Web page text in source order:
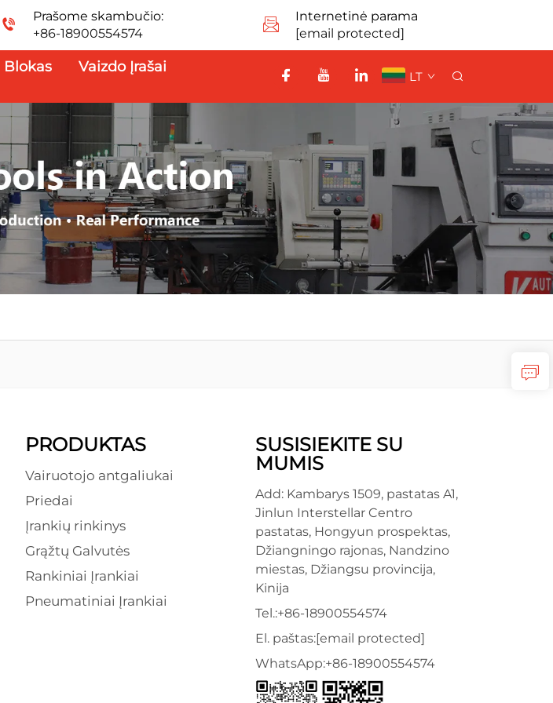
Prašome skambučio:
+86-18900554574
Internetinė parama
[email protected]
Blokas
Vaizdo Įrašai
LT
PRODUKTAS
Vairuotojo antgaliukai
Priedai
Įrankių rinkinys
Grąžtų Galvutės
Rankiniai Įrankiai
Pneumatiniai Įrankiai
SUSISIEKITE SU
MUMIS
Add: Kambarys 1509, pastatas A1,
Jinlun Interstellar Centro
pastatas, Hongyun prospektas,
Džiangningo rajonas, Nandzino
miestas, Džiangsu provincija,
Kinija
Tel.:+86-18900554574
El. paštas:[email protected]
WhatsApp:+86-18900554574